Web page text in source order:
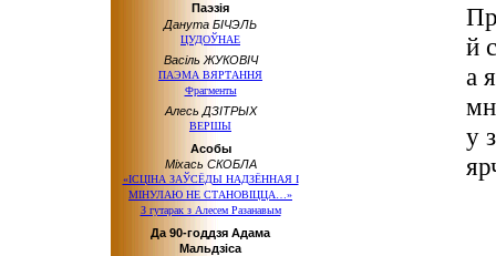
Паэзія
Данута БІЧЭЛЬ
ЦУДОЎНАЕ
Васіль ЖУКОВІЧ
ПАЭМА ВЯРТАННЯ
Фрагменты
Алесь ДЗІТРЫХ
ВЕРШЫ
Асобы
Міхась СКОБЛА
«ІСЦІНА ЗАЎСЁДЫ НАДЗЁННАЯ І
МІНУЛАЮ НЕ СТАНОВІЦЦА…»
З гутарак з Алесем Разанавым
Да 90-годдзя Адама
Мальдзіса
й
а
у